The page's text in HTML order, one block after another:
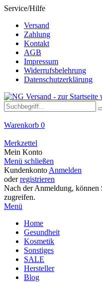
Service/Hilfe
Versand
Zahlung
Kontakt
AGB
Impressum
Widerrufsbelehrung
Datenschutzerklärung
Warenkorb 0
Merkzettel
Mein Konto
Menü schließen
Kundenkonto Anmelden
oderregistrieren
Nach der Anmeldung,
zugreifen.
Menü
Home
Gesundheit
Kosmetik
Sonstiges
SALE
Hersteller
Blog